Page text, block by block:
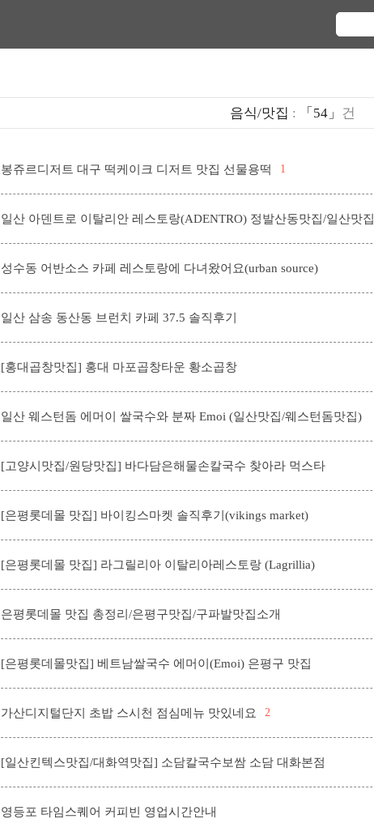
음식/맛집 : 「54」 건
봉쥬르디저트 대구 떡케이크 디저트 맛집 선물용떡 1
일산 아덴트로 이탈리안 레스토랑(ADENTRO) 정발산동맛집/일산맛집
성수동 어반소스 카페 레스토랑에 다녀왔어요(urban source)
일산 삼송 동산동 브런치 카페 37.5 솔직후기
[홍대곱창맛집] 홍대 마포곱창타운 황소곱창
일산 웨스턴돔 에머이 쌀국수와 분짜 Emoi (일산맛집/웨스턴돔맛집)
[고양시맛집/원당맛집] 바다담은해물손칼국수 찾아라 먹스타
[은평롯데몰 맛집] 바이킹스마켓 솔직후기(vikings market)
[은평롯데몰 맛집] 라그릴리아 이탈리아레스토랑 (Lagrillia)
은평롯데몰 맛집 총정리/은평구맛집/구파발맛집소개
[은평롯데몰맛집] 베트남쌀국수 에머이(Emoi) 은평구 맛집
가산디지털단지 초밥 스시천 점심메뉴 맛있네요 2
[일산킨텍스맛집/대화역맛집] 소담칼국수보쌈 소담 대화본점
영등포 타임스퀘어 커피빈 영업시간안내